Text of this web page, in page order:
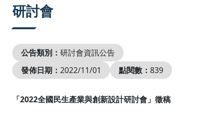
研討會
公告類別： 研討會資訊公告
發佈日期： 2022/11/01 點閱數： 839
「2022全國民生產業與創新設計研討會」徵稿